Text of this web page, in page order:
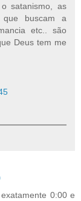
satanismo, as
que buscam a
etc.. são
Deus tem me
0:00 e